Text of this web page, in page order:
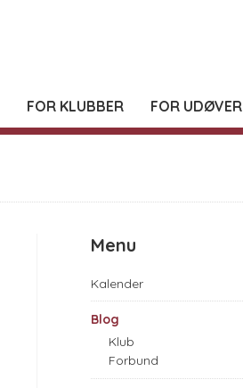
FOR KLUBBER FOR UDØVER
Menu
Kalender
Blog
Klub
Forbund